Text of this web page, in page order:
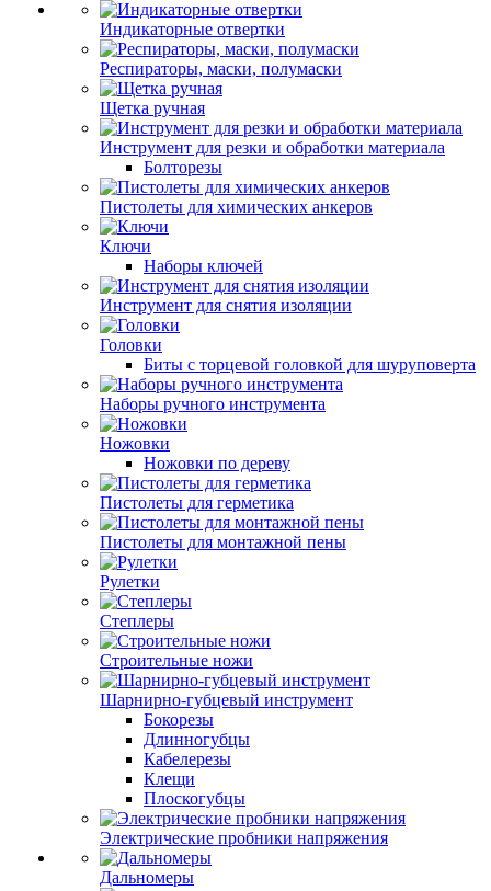
Индикаторные отвертки
Респираторы, маски, полумаски
Щетка ручная
Инструмент для резки и обработки материала
Болторезы
Пистолеты для химических анкеров
Ключи
Наборы ключей
Инструмент для снятия изоляции
Головки
Биты с торцевой головкой для шуруповерта
Наборы ручного инструмента
Ножовки
Ножовки по дереву
Пистолеты для герметика
Пистолеты для монтажной пены
Рулетки
Степлеры
Строительные ножи
Шарнирно-губцевый инструмент
Бокорезы
Длинногубцы
Кабелерезы
Клещи
Плоскогубцы
Электрические пробники напряжения
Дальномеры